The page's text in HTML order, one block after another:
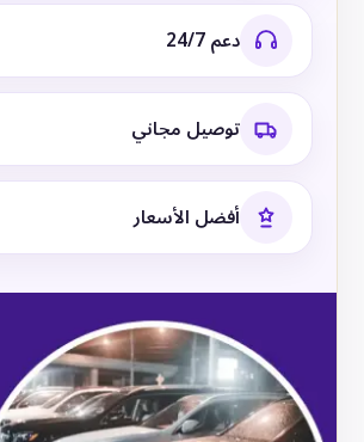
دعم 24/7
توصيل مجاني
أفضل الأسعار